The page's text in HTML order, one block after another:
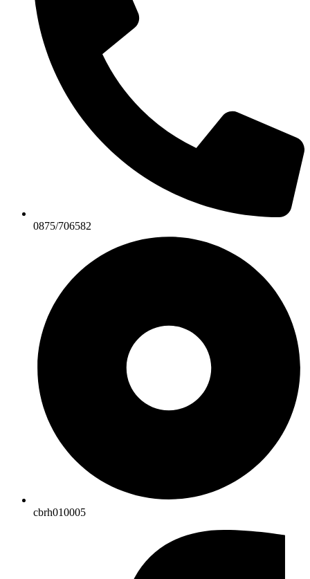
0875/706582
cbrh010005